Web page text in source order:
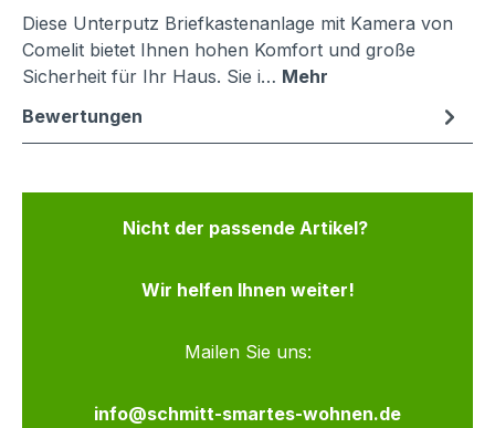
Diese Unterputz Briefkastenanlage mit Kamera von
Comelit bietet Ihnen hohen Komfort und große
Sicherheit für Ihr Haus. Sie i… Mehr
Bewertungen
Nicht der passende Artikel?
Wir helfen Ihnen weiter!
Mailen Sie uns:
info@schmitt-smartes-wohnen.de